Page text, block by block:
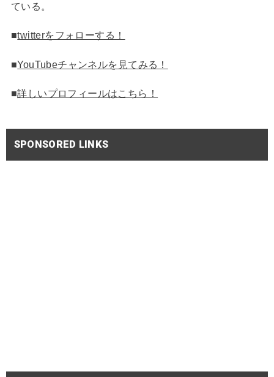
ている。
■twitterをフォローする！
■YouTubeチャンネルを見てみる！
■詳しいプロフィールはこちら！
SPONSORED LINKS